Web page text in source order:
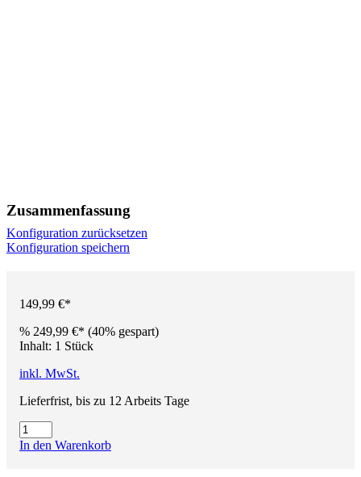
Zusammenfassung
Konfiguration zurücksetzen
Konfiguration speichern
149,99 €*
% 249,99 €* (40% gespart)
Inhalt: 1 Stück
inkl. MwSt.
Lieferfrist, bis zu 12 Arbeits Tage
In den Warenkorb